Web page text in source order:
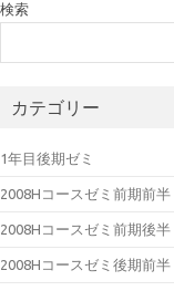
検索
カテゴリー
1年目後期ゼミ
2008Hコースゼミ前期前半
2008Hコースゼミ前期後半
2008Hコースゼミ後期前半